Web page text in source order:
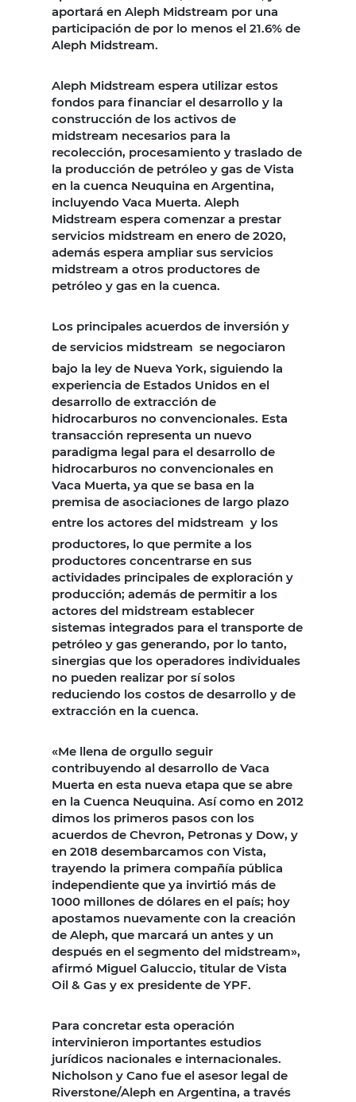
aportará en Aleph Midstream por una
participación de por lo menos el 21.6% de
Aleph Midstream.
Aleph Midstream espera utilizar estos
fondos para financiar el desarrollo y la
construcción de los activos de
midstream necesarios para la
recolección, procesamiento y traslado de
la producción de petróleo y gas de Vista
en la cuenca Neuquina en Argentina,
incluyendo Vaca Muerta. Aleph
Midstream espera comenzar a prestar
servicios midstream en enero de 2020,
además espera ampliar sus servicios
midstream a otros productores de
petróleo y gas en la cuenca.
Los principales acuerdos de inversión y
de servicios midstream se negociaron
bajo la ley de Nueva York, siguiendo la
experiencia de Estados Unidos en el
desarrollo de extracción de
hidrocarburos no convencionales. Esta
transacción representa un nuevo
paradigma legal para el desarrollo de
hidrocarburos no convencionales en
Vaca Muerta, ya que se basa en la
premisa de asociaciones de largo plazo
entre los actores del midstream y los
productores, lo que permite a los
productores concentrarse en sus
actividades principales de exploración y
producción; además de permitir a los
actores del midstream establecer
sistemas integrados para el transporte de
petróleo y gas generando, por lo tanto,
sinergias que los operadores individuales
no pueden realizar por sí solos
reduciendo los costos de desarrollo y de
extracción en la cuenca.
«Me llena de orgullo seguir
contribuyendo al desarrollo de Vaca
Muerta en esta nueva etapa que se abre
en la Cuenca Neuquina. Así como en 2012
dimos los primeros pasos con los
acuerdos de Chevron, Petronas y Dow, y
en 2018 desembarcamos con Vista,
trayendo la primera compañía pública
independiente que ya invirtió más de
1000 millones de dólares en el país; hoy
apostamos nuevamente con la creación
de Aleph, que marcará un antes y un
después en el segmento del midstream»,
afirmó Miguel Galuccio, titular de Vista
Oil & Gas y ex presidente de YPF.
Para concretar esta operación
intervinieron importantes estudios
jurídicos nacionales e internacionales.
Nicholson y Cano fue el asesor legal de
Riverstone/Aleph en Argentina, a través